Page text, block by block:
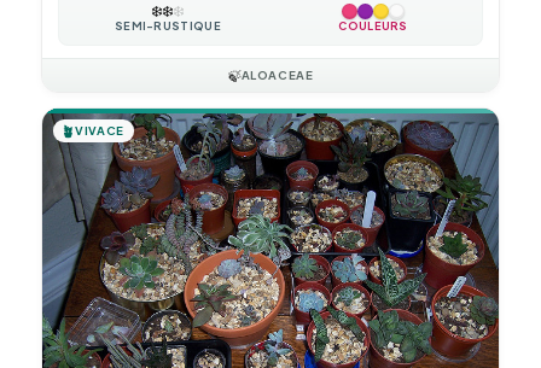
❄️❄️❄️
SEMI-RUSTIQUE COULEURS
🍃ALOACEAE
🪴VIVACE